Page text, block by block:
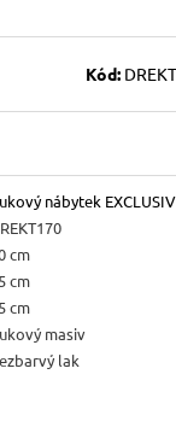
Kód:
nábytek
cm
cm
cm
masiv
lak